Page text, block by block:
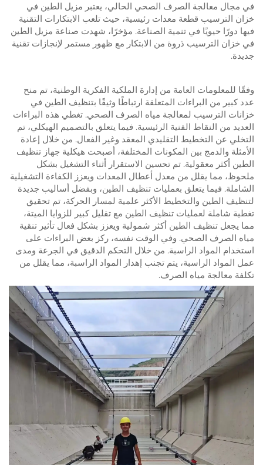
في مجال معالجة الصرف الصحي الحالي، يعتبر مزيل الطين في
خزان الترسيب قطعة معدات رئيسية، حيث تلعب الابتكارات التقنية
فيها دورًا حيويًا في تنمية الصناعة. مؤخرًا، شهدت صناعة مزيل الطين
في خزان الترسيب ذروة من الابتكار مع ظهور مستمر لإنجازات تقنية
جديدة.
وفقًا للمعلومات العامة من إدارة الملكية الفكرية الوطنية، تم منح
عدد كبير من البراءات المتعلقة ارتباطًا وثيقًا بتنظيف الطين في
خزانات الترسيب لمعالجة مياه الصرف الصحي. تغطي هذه البراءات
العديد من النقاط الفنية الرئيسية. فيما يتعلق بالتصميم الهيكلي، تم
التخلي عن التخطيط التقليدي المعقد وغير الفعال. من خلال إعادة
الأمثلة والدمج بين المكونات المختلفة، أصبحت هيكلية جهاز تنظيف
الطين أكثر معقولية. تم تحسين الاستقرار أثناء التشغيل بشكل
ملحوظ، مما يقلل من معدل أعطال المعدات ويعزز الكفاءة التشغيلية
الشاملة. فيما يتعلق بعمليات تنظيف الطين، وبفضل أساليب جديدة
لتنظيف الطين والتخطيط الأكثر علمية لمسار الحركة، تم تحقيق
تغطية شاملة لعمليات تنظيف الطين مع تقليل كبير للزوايا الميتة،
مما يجعل تنظيف الطين أكثر شمولية ويعزز بشكل فعال تأثير تنقية
مياه الصرف الصحي. وفي الوقت نفسه، ركز بعض البراءات على
استخدام المواد الراسبة. من خلال التحكم الدقيق في الجرعة ومدى
عمل المواد الراسبة، يتم تجنب إهدار المواد الراسبة، مما يقلل من
تكلفة معالجة مياه الصرف.